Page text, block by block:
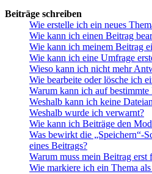
Beiträge schreiben
Wie erstelle ich ein neues
Wie kann ich einen Beitrag
Wie kann ich meinem Beitrag
Wie kann ich eine Umfrage
Wieso kann ich nicht mehr
Wie bearbeite oder lösche ich
Warum kann ich auf
Weshalb kann ich keine
Weshalb wurde ich verwarnt?
Wie kann ich Beiträge den
Was bewirkt die „Speichern“-
eines Beitrags?
Warum muss mein Beitrag erst
Wie markiere ich ein Thema als